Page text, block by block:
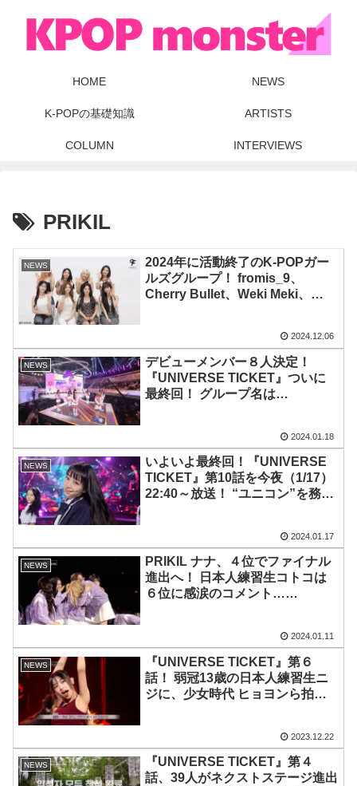
HOME NEWS
K-POPの基礎知識 ARTISTS
COLUMN INTERVIEWS
PRIKIL
NEWS
2024年に活動終了のK-POPガー
ルズグループ！ fromis_9、
Cherry Bullet、Weki Meki、
2024.12.06
NEWS
デビューメンバー８人決定！
『UNIVERSE TICKET』ついに
最終回！ グループ名は
コンビがデビューへ【メンバー写
真あり】
2024.01.18
NEWS
いよいよ最終回！『UNIVERSE
TICKET』第10話を今夜（1/17）
22:40～放送！ “ユニコン”を務め
コトコ‥日本人練習生デビューな
るか？
2024.01.17
NEWS
PRIKIL ナナ、４位でファイナル
進出へ！ 日本人練習生コトコは
６位に感涙のコメント…
デビューメンバーが決定 2024.01.11
NEWS
『UNIVERSE TICKET』第６
話！ 弱冠13歳の日本人練習生ニ
ジに、少女時代 ヒョヨンら拍手
2023.12.22
NEWS
『UNIVERSE TICKET』第４
話、39人がネクストステージ進出